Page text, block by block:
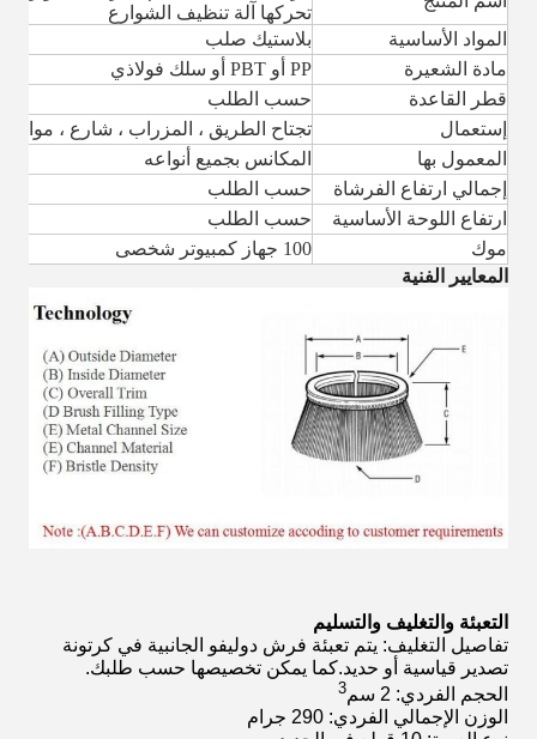
تحركها آلة تنظيف الشوارع
المواد الأساسية
بلاستيك صلب
مادة الشعيرة
PP أو PBT أو سلك فولاذي
قطر القاعدة
حسب الطلب
إستعمال
تجتاح الطريق ، المزراب ، شارع ،
المعمول بها
المكانس بجميع أنواعه
إجمالي ارتفاع الفرشاة
حسب الطلب
ارتفاع اللوحة الأساسية
حسب الطلب
موك
100 جهاز كمبيوتر شخصى
المعايير الفنية
التعبئة والتغليف والتسليم
تفاصيل التغليف: يتم تعبئة فرش دوليفو الجانبية في كرتونة
تصدير قياسية أو حديد.كما يمكن تخصيصها حسب طلبك.
الحجم الفردي: 2 سم
3
الوزن الإجمالي الفردي: 290 جرام